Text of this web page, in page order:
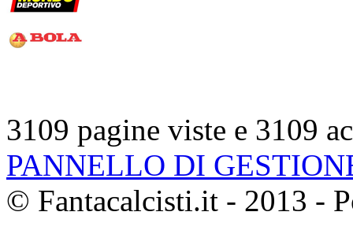
3109 pagine viste e 3109
PANNELLO DI
© Fantacalcisti.it - 2013 -